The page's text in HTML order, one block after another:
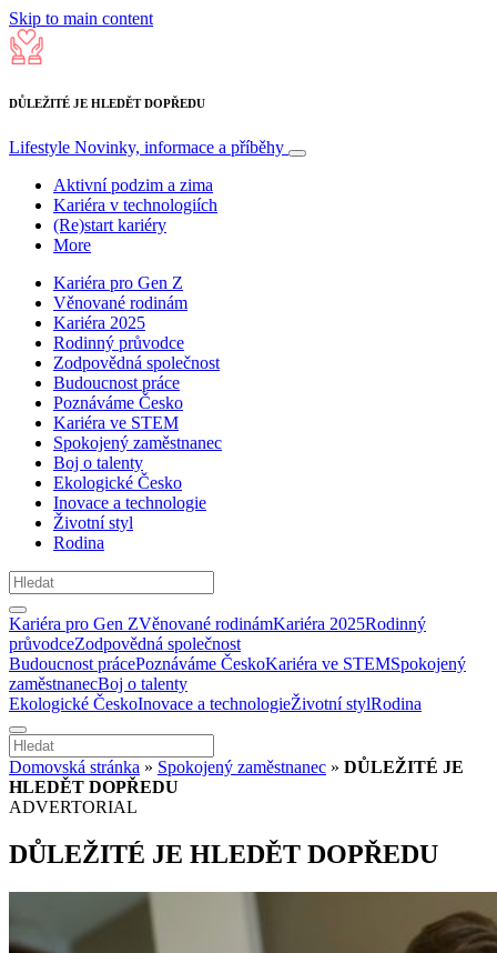
Skip to main content
DŮLEŽITÉ JE HLEDĚT DOPŘEDU
Lifestyle Novinky, informace a příběhy
Aktivní podzim a zima
Kariéra v technologiích
(Re)start kariéry
More
Kariéra pro Gen Z
Věnované rodinám
Kariéra 2025
Rodinný průvodce
Zodpovědná společnost
Budoucnost práce
Poznáváme Česko
Kariéra ve STEM
Spokojený zaměstnanec
Boj o talenty
Ekologické Česko
Inovace a technologie
Životní styl
Rodina
Kariéra pro Gen ZVěnované rodinámKariéra 2025Rodinný
průvodceZodpovědná společnost
Budoucnost prácePoznáváme ČeskoKariéra ve STEMSpokojený
zaměstnanecBoj o talenty
Ekologické ČeskoInovace a technologieŽivotní stylRodina
Domovská stránka » Spokojený zaměstnanec » DŮLEŽITÉ JE
HLEDĚT DOPŘEDU
ADVERTORIAL
DŮLEŽITÉ JE HLEDĚT DOPŘEDU